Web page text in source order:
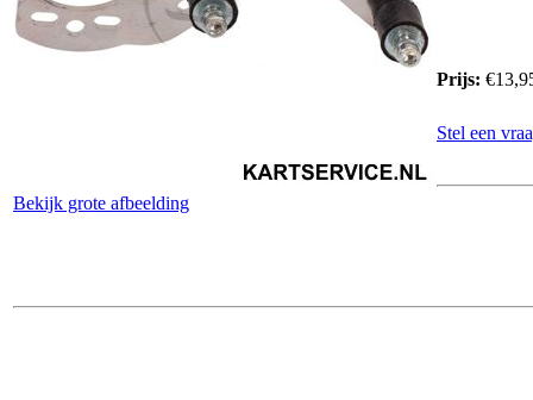
Bekijk grote afbeelding
Prijs:
Stel een